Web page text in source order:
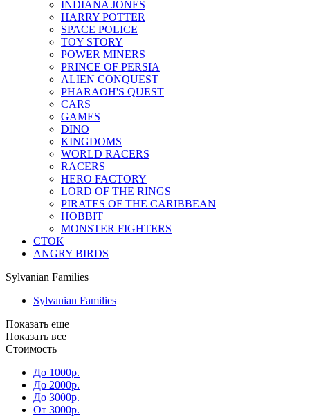
INDIANA JONES
HARRY POTTER
SPACE POLICE
TOY STORY
POWER MINERS
PRINCE OF PERSIA
ALIEN CONQUEST
PHARAOH'S QUEST
CARS
GAMES
DINO
KINGDOMS
WORLD RACERS
RACERS
HERO FACTORY
LORD OF THE RINGS
PIRATES OF THE CARIBBEAN
HOBBIT
MONSTER FIGHTERS
СТОК
ANGRY BIRDS
Sylvanian Families
Sylvanian Families
Показать еще
Показать все
Стоимость
До 1000р.
До 2000р.
До 3000р.
От 3000р.